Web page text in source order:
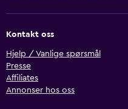
Kontakt oss
Hjelp / Vanlige spørsmål
Presse
Affiliates
Annonser hos oss